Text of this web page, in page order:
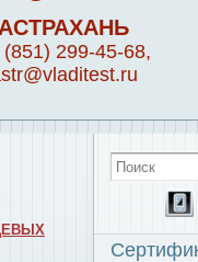
АСТРАХАНЬ
299-45-68,